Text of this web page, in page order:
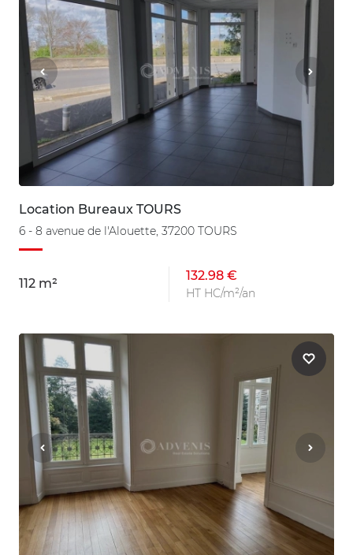
Location Bureaux TOURS
6 - 8 avenue de l'Alouette, 37200 TOURS
112 m²
132.98 €
HT HC/m²/an